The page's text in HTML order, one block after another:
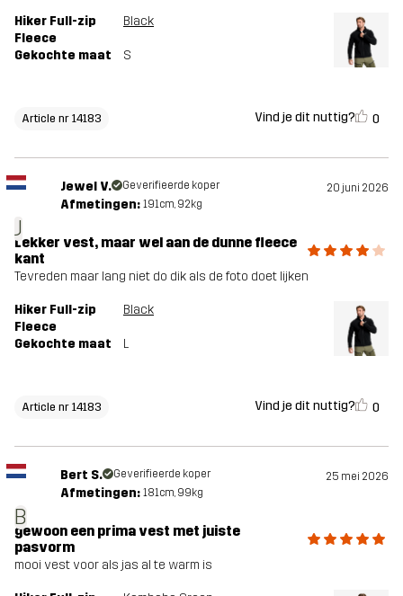
Hiker Full-zip
Fleece
Black
Gekochte maat S
Article nr 14183 Vind je dit nuttig? 0
J
Jewel V. Geverifieerde koper 20 juni 2026
Afmetingen: 191cm, 92kg
Lekker vest, maar wel aan de dunne fleece
kant
Tevreden maar lang niet do dik als de foto doet lijken
Hiker Full-zip
Fleece
Black
Gekochte maat L
Article nr 14183 Vind je dit nuttig? 0
B
Bert S. Geverifieerde koper 25 mei 2026
Afmetingen: 181cm, 99kg
gewoon een prima vest met juiste
pasvorm
mooi vest voor als jas al te warm is